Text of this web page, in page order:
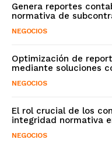
Genera reportes
normativa de
NEGOCIOS
Optimización de
mediante soluciones
NEGOCIOS
El rol crucial de los
integridad normativa
NEGOCIOS